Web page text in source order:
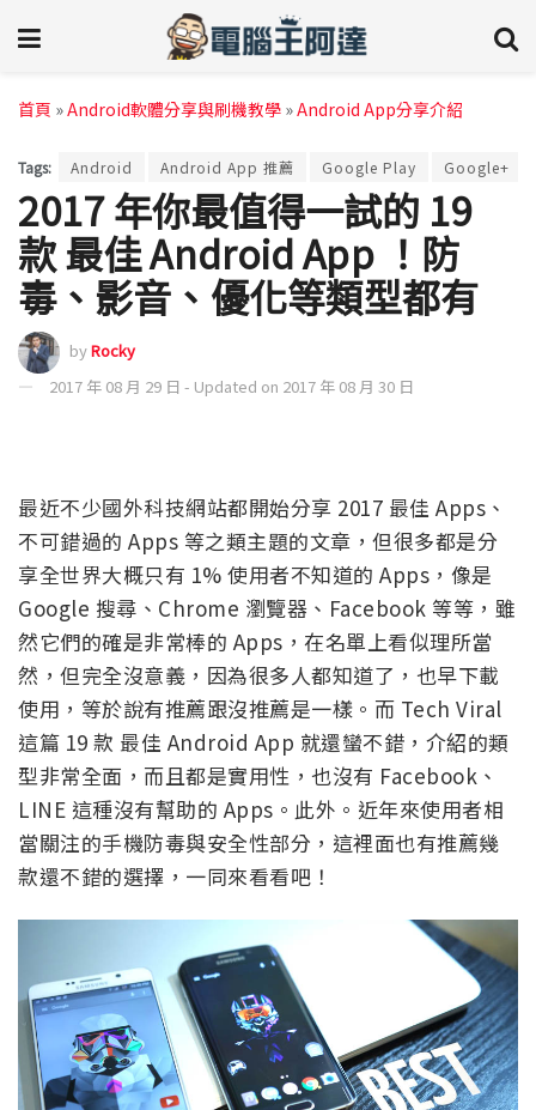
首頁 »Android軟體分享與刷機教學 »Android App分享介紹
Tags: Android Android App 推薦 Google Play Google+
2017 年你最值得一試的 19
款 最佳 Android App ！防
毒、影音、優化等類型都有
byRocky
2017 年 08 月 29 日 - Updated on 2017 年 08 月 30 日
最近不少國外科技網站都開始分享 2017 最佳 Apps、
不可錯過的 Apps 等之類主題的文章，但很多都是分
享全世界大概只有 1% 使用者不知道的 Apps，像是
Google 搜尋、Chrome 瀏覽器、Facebook 等等，雖
然它們的確是非常棒的 Apps，在名單上看似理所當
然，但完全沒意義，因為很多人都知道了，也早下載
使用，等於說有推薦跟沒推薦是一樣。而 Tech Viral
這篇 19 款 最佳 Android App 就還蠻不錯，介紹的類
型非常全面，而且都是實用性，也沒有 Facebook、
LINE 這種沒有幫助的 Apps。此外。近年來使用者相
當關注的手機防毒與安全性部分，這裡面也有推薦幾
款還不錯的選擇，一同來看看吧！